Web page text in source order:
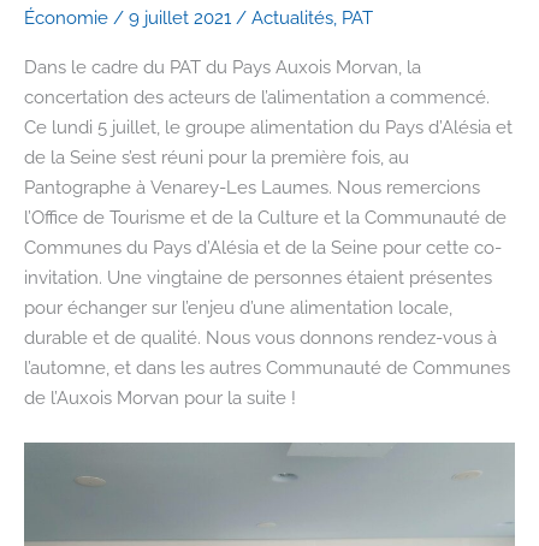
Économie / 9 juillet 2021 / Actualités PAT
Dans le cadre du PAT du Pays Auxois Morvan, la
concertation des acteurs de l’alimentation a commencé.
Ce lundi 5 juillet, le groupe alimentation du Pays d’Alésia et
de la Seine s’est réuni pour la première fois, au
Pantographe à Venarey-Les Laumes. Nous remercions
l’Office de Tourisme et de la Culture et la Communauté de
Communes du Pays d’Alésia et de la Seine pour cette co-
invitation. Une vingtaine de personnes étaient présentes
pour échanger sur l’enjeu d’une alimentation locale,
durable et de qualité. Nous vous donnons rendez-vous à
l’automne, et dans les autres Communauté de Communes
de l’Auxois Morvan pour la suite !